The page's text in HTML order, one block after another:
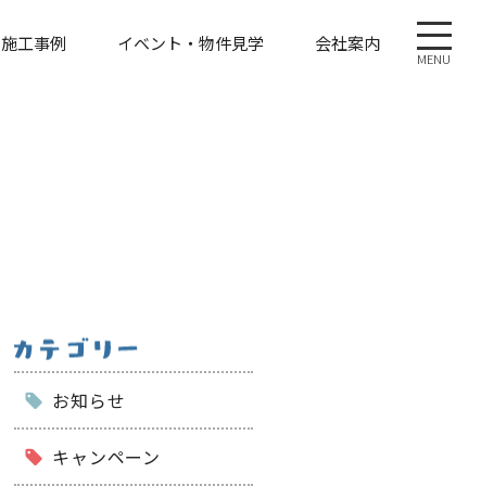
MENU
施工事例 イベント・物件見学 会社案内
お知らせ
キャンペーン